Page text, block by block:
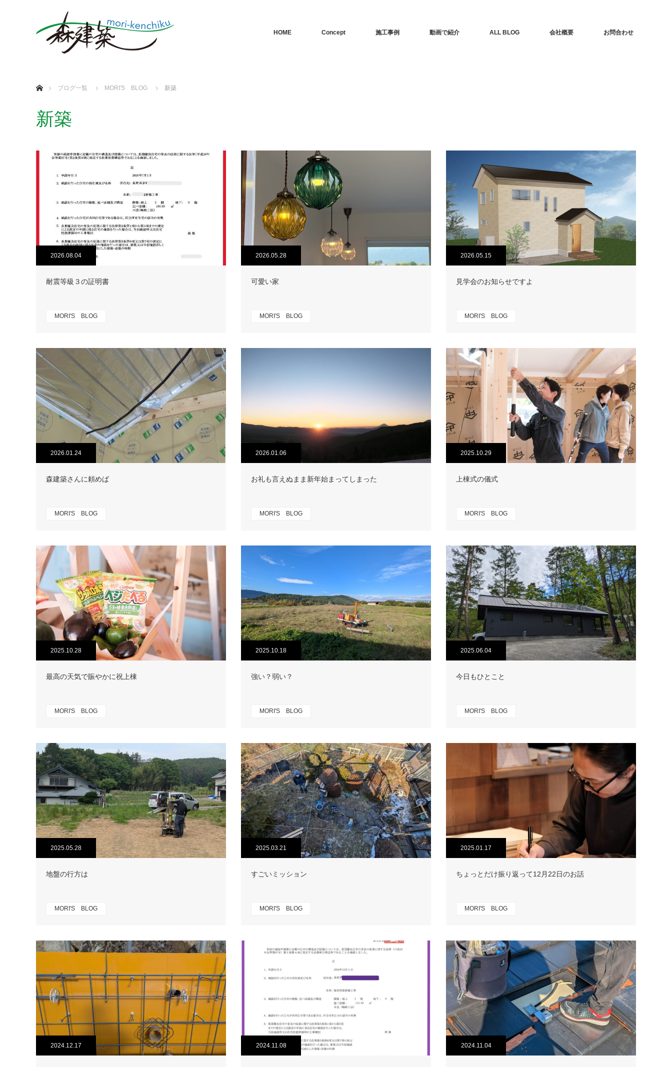
HOME Concept 施工事例 動画で紹介 ALL BLOG 会社概要 お問合わせ
ブログ一覧
MORI'S BLOG 新築
新築
2026.08.04
耐震等級３の証明書
MORI'S BLOG
2026.05.28
可愛い家
MORI'S BLOG
2026.05.15
見学会のお知らせですよ
MORI'S BLOG
2026.01.24
森建築さんに頼めば
MORI'S BLOG
2026.01.06
お礼も言えぬまま新年始まってしまった
MORI'S BLOG
2025.10.29
上棟式の儀式
MORI'S BLOG
2025.10.28
最高の天気で賑やかに祝上棟
MORI'S BLOG
2025.10.18
強い？弱い？
MORI'S BLOG
2025.06.04
今日もひとこと
MORI'S BLOG
2025.05.28
地盤の行方は
MORI'S BLOG
2025.03.21
すごいミッション
MORI'S BLOG
2025.01.17
ちょっとだけ振り返って12月22日のお話
MORI'S BLOG
2024.12.17 2024.11.08 2024.11.04